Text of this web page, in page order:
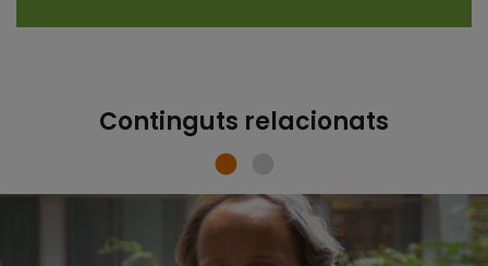
Continguts relacionats